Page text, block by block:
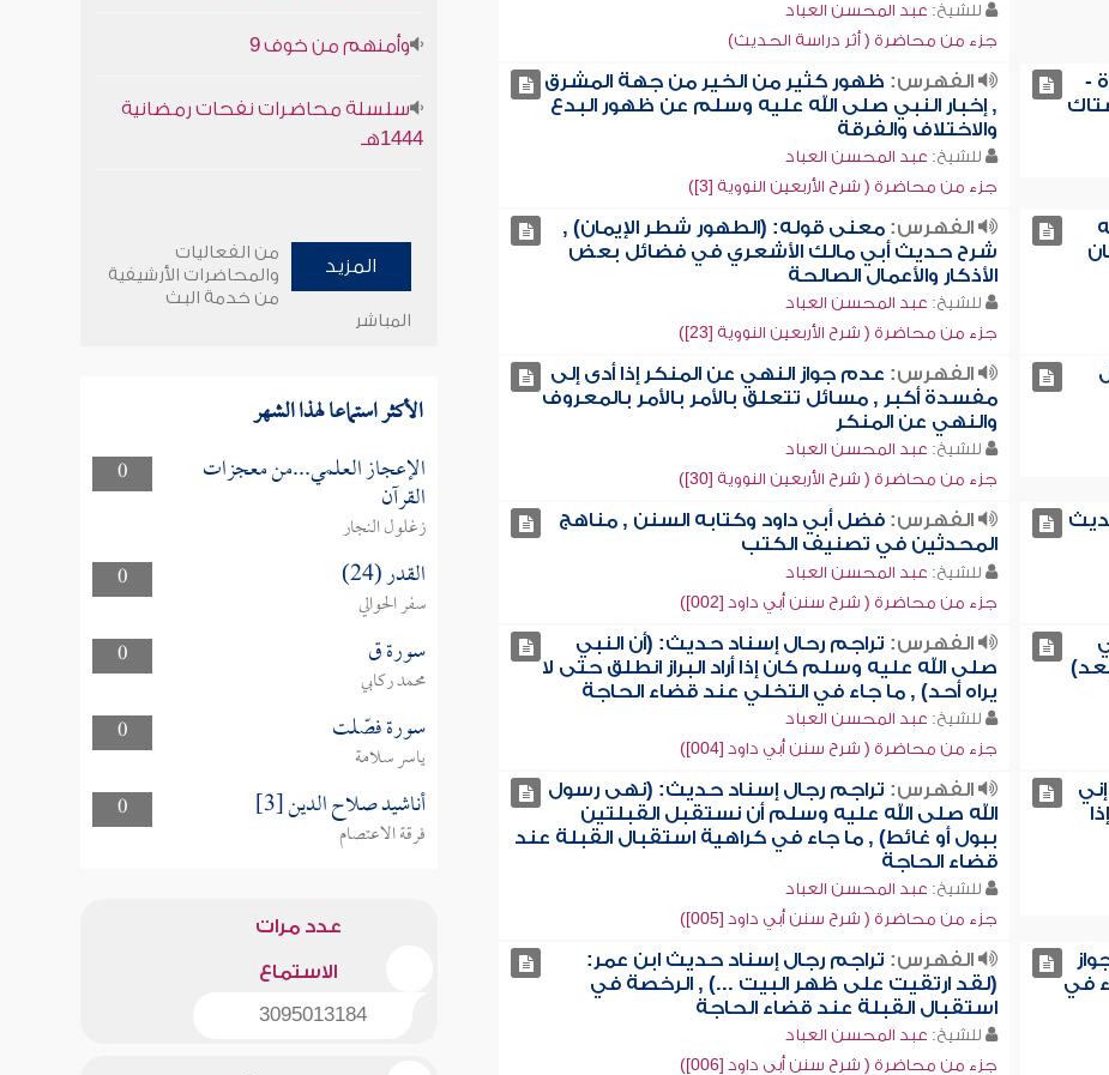
للشيخ: عبد المحسن العباد
جزء من محاضرة ( أثر دراسة الحديث)
-
الفهرس: ظهور كثير من الخير من جهة المشرق
, إخبار النبي صلى الله عليه وسلم عن ظهور البدع
والاختلاف والفرقة
للشيخ: عبد المحسن العباد
جزء من محاضرة ( شرح الأربعين النووية [3])
الفهرس: معنى قوله: (الطهور شطر الإيمان) ,
شرح حديث أبي مالك الأشعري في فضائل بعض
الأذكار والأعمال الصالحة
للشيخ: عبد المحسن العباد
جزء من محاضرة ( شرح الأربعين النووية [23])
الفهرس: عدم جواز النهي عن المنكر إذا أدى إلى
مفسدة أكبر , مسائل تتعلق بالأمر بالأمر بالمعروف
والنهي عن المنكر
للشيخ: عبد المحسن العباد
جزء من محاضرة ( شرح الأربعين النووية [30])
الفهرس: فضل أبي داود وكتابه السنن , مناهج
المحدثين في تصنيف الكتب
للشيخ: عبد المحسن العباد
جزء من محاضرة ( شرح سنن أبي داود [002])
الفهرس: تراجم رحال إسناد حديث: (أن النبي
صلى الله عليه وسلم كان إذا أراد البراز انطلق حتى لا
يراه أحد) , ما جاء في التخلي عند قضاء الحاجة
للشيخ: عبد المحسن العباد
جزء من محاضرة ( شرح سنن أبي داود [004])
الفهرس: تراجم رجال إسناد حديث: (نهى رسول
الله صلى الله عليه وسلم أن نستقبل القبلتين
ببول أو غائط) , ما جاء في كراهية استقبال القبلة عند
قضاء الحاجة
للشيخ: عبد المحسن العباد
جزء من محاضرة ( شرح سنن أبي داود [005])
في
الفهرس: تراجم رجال إسناد حديث ابن عمر:
(لقد ارتقيت على ظهر البيت ...) , الرخصة في
استقبال القبلة عند قضاء الحاجة
للشيخ: عبد المحسن العباد
جزء من محاضرة ( شرح سنن أبي داود [006])
وأمنهم من خوف 9
سلسلة محاضرات نفحات رمضانية
1444هـ
المزيد
من الفعاليات
والمحاضرات الأرشيفية
من خدمة البث
المباشر
الأكثر استماعا لهذا الشهر
0 الإعجاز العلمي...من معجزات
القرآن
زغلول النجار
0
القدر (24)
سفر الحوالي
0
سورة ق
محمد ركابي
0
سورة فصّلت
ياسر سلامة
0
أناشيد صلاح الدين [3]
فرقة الاعتصام
عدد مرات
الاستماع
3095013184